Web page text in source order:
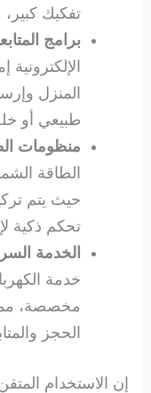
تفكيك
برامج
المنزل
طبيعي أو
منظومات
الطاقة
حيث يتم
تحكم ذكية
الخدمة
خدمة
مخصصة،
الحجز
إن الاستخدام